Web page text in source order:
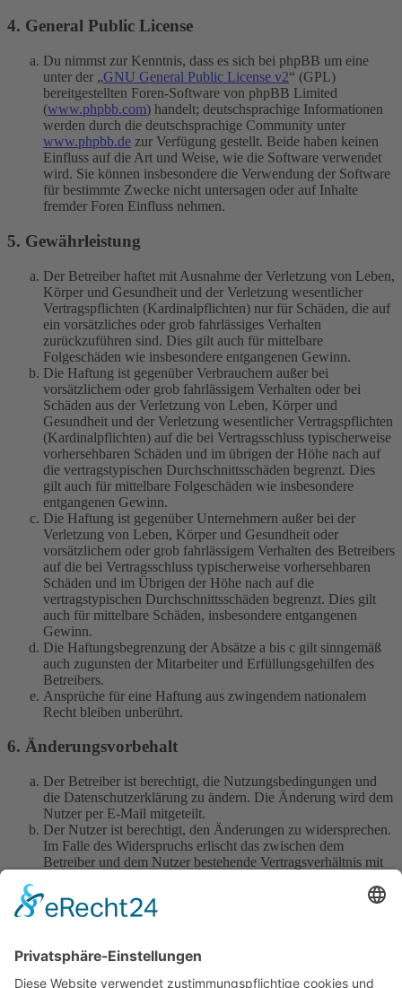
4. General Public License
Du nimmst zur Kenntnis, dass es sich bei phpBB um eine
unter der „GNU General Public License v2“ (GPL)
bereitgestellten Foren-Software von phpBB Limited
(www.phpbb.com) handelt; deutschsprachige Informationen
werden durch die deutschsprachige Community unter
www.phpbb.de zur Verfügung gestellt. Beide haben keinen
Einfluss auf die Art und Weise, wie die Software verwendet
wird. Sie können insbesondere die Verwendung der Software
für bestimmte Zwecke nicht untersagen oder auf Inhalte
fremder Foren Einfluss nehmen.
5. Gewährleistung
Der Betreiber haftet mit Ausnahme der Verletzung von Leben,
Körper und Gesundheit und der Verletzung wesentlicher
Vertragspflichten (Kardinalpflichten) nur für Schäden, die auf
ein vorsätzliches oder grob fahrlässiges Verhalten
zurückzuführen sind. Dies gilt auch für mittelbare
Folgeschäden wie insbesondere entgangenen Gewinn.
Die Haftung ist gegenüber Verbrauchern außer bei
vorsätzlichem oder grob fahrlässigem Verhalten oder bei
Schäden aus der Verletzung von Leben, Körper und
Gesundheit und der Verletzung wesentlicher Vertragspflichten
(Kardinalpflichten) auf die bei Vertragsschluss typischerweise
vorhersehbaren Schäden und im übrigen der Höhe nach auf
die vertragstypischen Durchschnittsschäden begrenzt. Dies
gilt auch für mittelbare Folgeschäden wie insbesondere
entgangenen Gewinn.
Die Haftung ist gegenüber Unternehmern außer bei der
Verletzung von Leben, Körper und Gesundheit oder
vorsätzlichem oder grob fahrlässigem Verhalten des Betreibers
auf die bei Vertragsschluss typischerweise vorhersehbaren
Schäden und im Übrigen der Höhe nach auf die
vertragstypischen Durchschnittsschäden begrenzt. Dies gilt
auch für mittelbare Schäden, insbesondere entgangenen
Gewinn.
Die Haftungsbegrenzung der Absätze a bis c gilt sinngemäß
auch zugunsten der Mitarbeiter und Erfüllungsgehilfen des
Betreibers.
Ansprüche für eine Haftung aus zwingendem nationalem
Recht bleiben unberührt.
6. Änderungsvorbehalt
Der Betreiber ist berechtigt, die Nutzungsbedingungen und
die Datenschutzerklärung zu ändern. Die Änderung wird dem
Nutzer per E-Mail mitgeteilt.
Der Nutzer ist berechtigt, den Änderungen zu widersprechen.
Im Falle des Widerspruchs erlischt das zwischen dem
Betreiber und dem Nutzer bestehende Vertragsverhältnis mit
Die Änderungen gelten als anerkannt und verbindlich, wenn
der Nutzer den Änderungen zugestimmt hat.
sind in der Datenschutzerklärung enthalten.